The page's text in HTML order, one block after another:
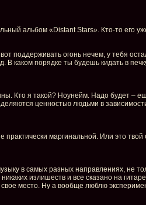
альбом «Distant Stars». Кто-то его
поддерживать огонь нечем, у тебя
каком порядке ты будешь кидать в
Кто я такой? Ноунейм. Надо будет –
ценностью людьми в зависимости
маргинальной. Или это
в самых разных направлениях, не
излишеств и все сказано на
место. Ну а вообще люблю